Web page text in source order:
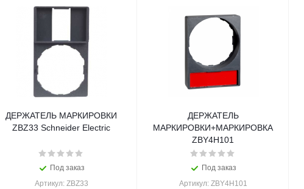
ДЕРЖАТЕЛЬ МАРКИРОВКИ
ZBZ33 Schneider Electric
Под заказ
Артикул: ZBZ33
ДЕРЖАТЕЛЬ
МАРКИРОВКИ+МАРКИРОВКА
ZBY4H101
Под заказ
Артикул: ZBY4H101